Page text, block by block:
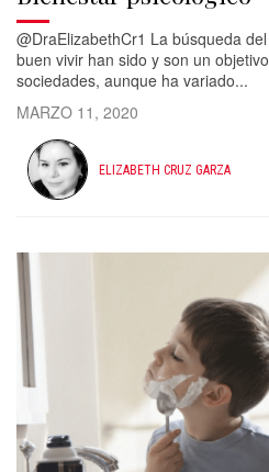
@DraElizabethCr1 La búsqueda
buen vivir han sido y son un
sociedades, aunque ha variado...
MARZO 11, 2020
ELIZABETH CRUZ GARZA